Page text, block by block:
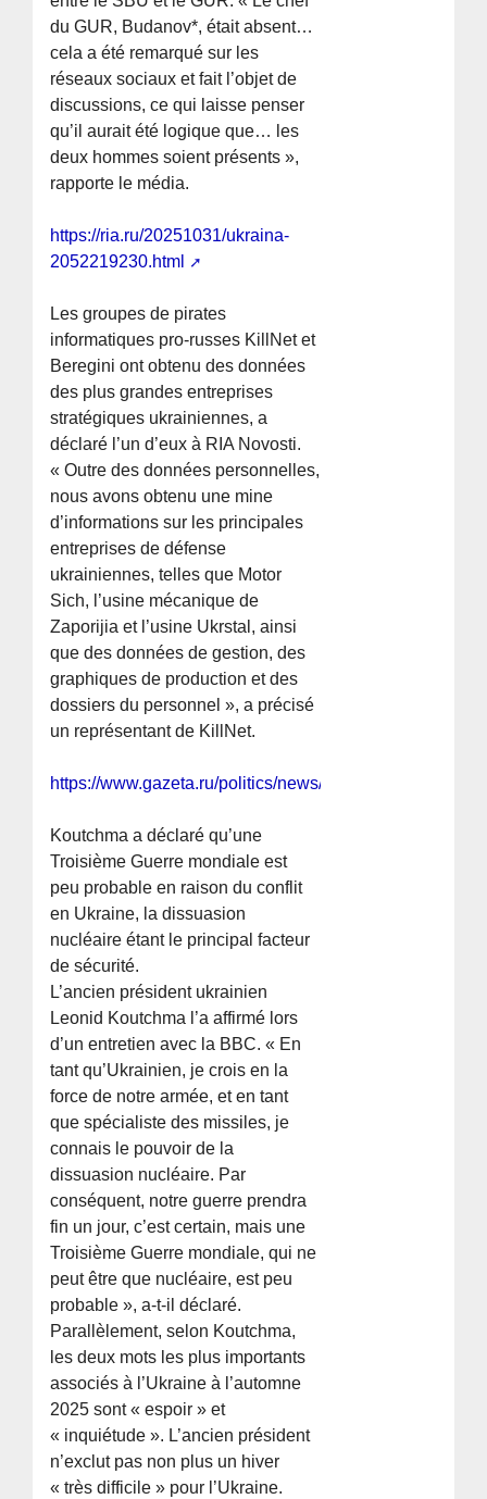
du GUR, Budanov*, était absent…
cela a été remarqué sur les
réseaux sociaux et fait l’objet de
discussions, ce qui laisse penser
qu’il aurait été logique que… les
deux hommes soient présents »,
rapporte le média.
https://ria.ru/20251031/ukraina-
2052219230.html
Les groupes de pirates
informatiques pro-russes KillNet et
Beregini ont obtenu des données
des plus grandes entreprises
stratégiques ukrainiennes, a
déclaré l’un d’eux à RIA Novosti.
« Outre des données personnelles,
nous avons obtenu une mine
d’informations sur les principales
entreprises de défense
ukrainiennes, telles que Motor
Sich, l’usine mécanique de
Zaporijia et l’usine Ukrstal, ainsi
que des données de gestion, des
graphiques de production et des
dossiers du personnel », a précisé
un représentant de KillNet.
https://www.gazeta.ru/politics/news/2025/11/01/
Koutchma a déclaré qu’une
Troisième Guerre mondiale est
peu probable en raison du conflit
en Ukraine, la dissuasion
nucléaire étant le principal facteur
de sécurité.
L’ancien président ukrainien
Leonid Koutchma l’a affirmé lors
d’un entretien avec la BBC. « En
tant qu’Ukrainien, je crois en la
force de notre armée, et en tant
que spécialiste des missiles, je
connais le pouvoir de la
dissuasion nucléaire. Par
conséquent, notre guerre prendra
fin un jour, c’est certain, mais une
Troisième Guerre mondiale, qui ne
peut être que nucléaire, est peu
probable », a-t-il déclaré.
Parallèlement, selon Koutchma,
les deux mots les plus importants
associés à l’Ukraine à l’automne
2025 sont « espoir » et
« inquiétude ». L’ancien président
n’exclut pas non plus un hiver
« très difficile » pour l’Ukraine.